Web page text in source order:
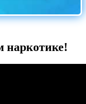
наркотике!